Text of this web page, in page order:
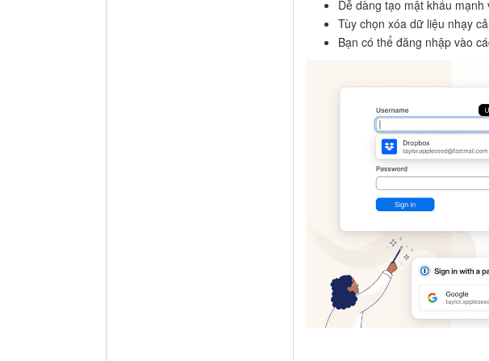
Dễ dàng tạo mật khẩu
Tùy chọn xóa dữ liệu nhạy
Bạn có thể đăng nhập vào